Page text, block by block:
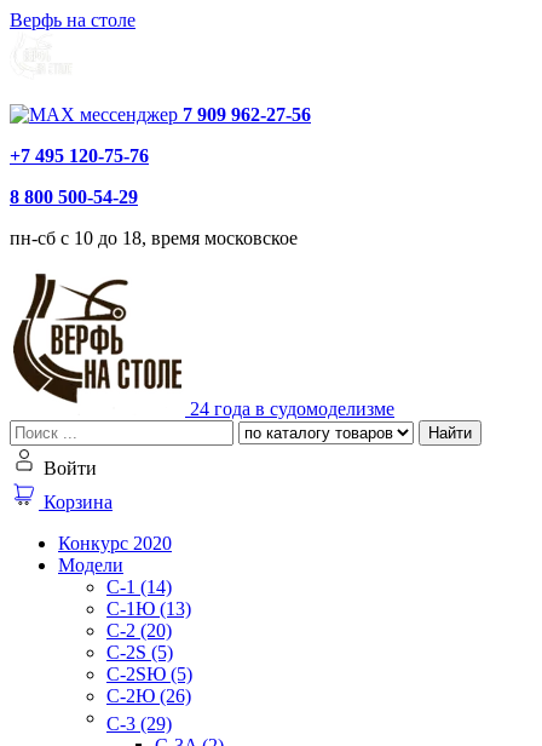
Верфь на столе
7 909 962-27-56
+7 495 120-75-76
8 800 500-54-29
пн-сб с 10 до 18, время московское
24 года в судомоделизме
Найти
Войти
Корзина
Конкурс 2020
Модели
C-1 (14)
C-1Ю (13)
C-2 (20)
C-2S (5)
C-2SЮ (5)
C-2Ю (26)
C-3 (29)